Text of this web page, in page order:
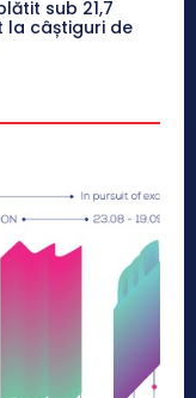
sub 21,7
la câștiguri de